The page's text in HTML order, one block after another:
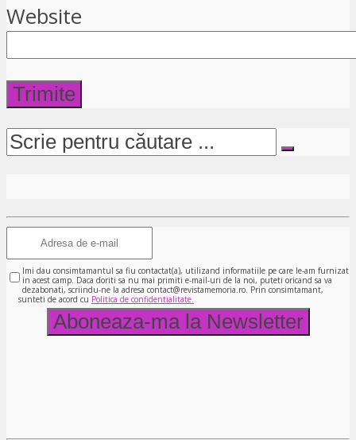
Website
Imi dau consimtamantul sa fiu contactat(a), utilizand informatiile pe care le-am furnizat
in acest camp. Daca doriti sa nu mai primiti e-mail-uri de la noi, puteti oricand sa va
dezabonati, scriindu-ne la adresa contact@revistamemoria.ro. Prin consimtamant,
sunteti de acord cu Politica de confidentialitate.